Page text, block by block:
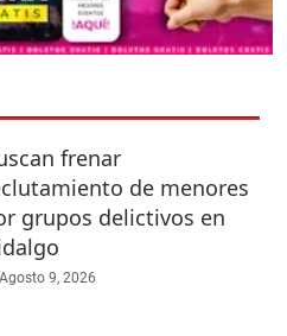
frenar
de menores
grupos delictivos en
Agosto 9, 2026